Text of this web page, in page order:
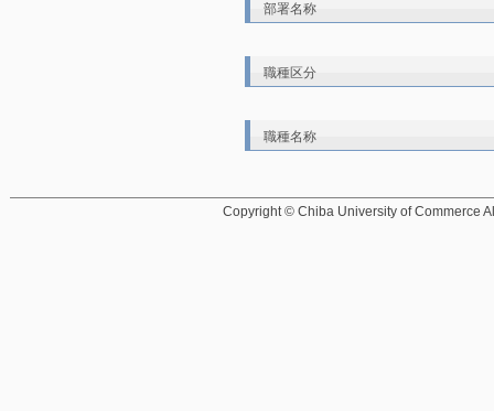
部署名称
職種区分
職種名称